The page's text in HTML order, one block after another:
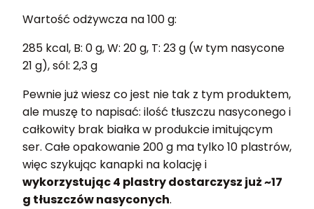
Wartość odżywcza na 100 g:
285 kcal, B: 0 g, W: 20 g, T: 23 g (w tym nasycone
21 g), sól: 2,3 g
Pewnie już wiesz co jest nie tak z tym produktem,
ale muszę to napisać: ilość tłuszczu nasyconego i
całkowity brak białka w produkcie imitującym
ser. Całe opakowanie 200 g ma tylko 10 plastrów,
więc szykując kanapki na kolację i
wykorzystując 4 plastry dostarczysz już ~17
g tłuszczów nasyconych.